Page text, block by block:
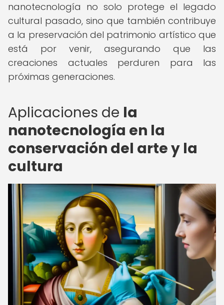
nanotecnología no solo protege el legado
cultural pasado, sino que también contribuye
a la preservación del patrimonio artístico que
está por venir, asegurando que las
creaciones actuales perduren para las
próximas generaciones.
Aplicaciones de la
nanotecnología en la
conservación del arte y la
cultura